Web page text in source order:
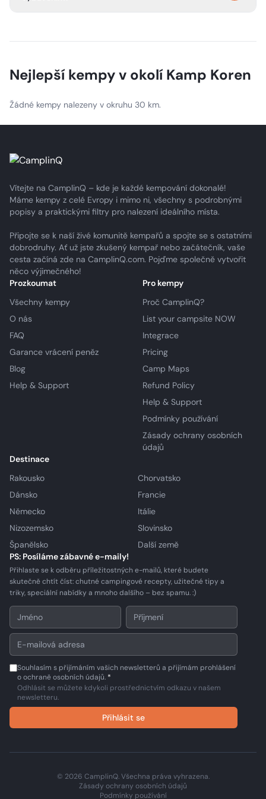
a výjimečným zážitkům pro hosty.
průvodcem na 3–5 dní, které vám umožní plně si užít
Nejlepší kempy v okolí Kamp Koren
Žádné kempy nalezeny v okruhu 30 km.
Vítejte na CamplinQ – kde je každé kempování dokonalé!
Máme kempy z celé Evropy i mimo ni, všechny s podrobnými
popisy a praktickými filtry pro nalezení ideálního místa.
Připojte se k naší živé komunitě kempařů a spojte se s ostatními
dobrodruhy. Ať už jste zkušený kempař nebo začátečník, vaše
cesta začíná zde na CamplinQ.com. Pojďme společně vytvořit
něco výjimečného!
Prozkoumat
Všechny kempy
O nás
FAQ
Garance vrácení peněz
Blog
Help & Support
Pro kempy
Proč CamplinQ?
List your campsite NOW
Integrace
Pricing
Camp Maps
Refund Policy
Help & Support
Podmínky používání
Zásady ochrany osobních
údajů
Destinace
Rakousko
Chorvatsko
Dánsko
Francie
Německo
Itálie
Nizozemsko
Slovinsko
Španělsko
Další země
PS: Posíláme zábavné e-maily!
Přihlaste se k odběru příležitostných e-mailů, které budete
skutečně chtít číst: chutné campingové recepty, užitečné tipy a
triky, speciální nabídky a mnoho dalšího – bez spamu. :)
Souhlasím s přijímáním vašich newsletterů a přijímám prohlášení
o ochraně osobních údajů. *
Odhlásit se můžete kdykoli prostřednictvím odkazu v našem
newsletteru.
Přihlásit se
© 2026 CamplinQ. Všechna práva vyhrazena.
Zásady ochrany osobních údajů
Podmínky používání